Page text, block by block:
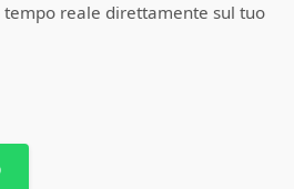
tempo reale direttamente sul tuo